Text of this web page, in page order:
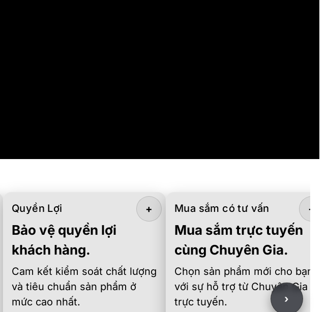
Quyền Lợi
Bảo vệ quyền lợi
khách hàng.
Cam kết kiểm soát chất lượng
và tiêu chuẩn sản phẩm ở
mức cao nhất.
+ Mua sắm có tư vấn
Mua sắm trực tuyến
cùng Chuyên Gia.
Chọn sản phẩm mới cho bạn
với sự hỗ trợ từ Chuyên Gia
trực tuyến.
+
›